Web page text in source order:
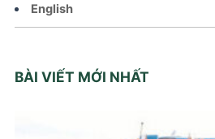
English
BÀI VIẾT MỚI NHẤT